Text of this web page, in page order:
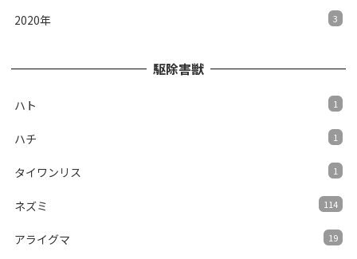
2020年 3
駆除害獣
ハト 1
ハチ 1
タイワンリス 1
ネズミ 114
アライグマ 19